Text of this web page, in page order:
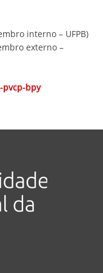
interno – UFPB)
externo –
pvcp-bpy